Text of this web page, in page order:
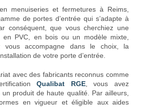
menuiseries et fermetures à Reims,
de portes d’entrée qui s’adapte à
conséquent, que vous cherchiez une
en PVC, en bois ou un modèle mixte,
vous accompagne dans le choix, la
de votre porte d’entrée.
avec des fabricants reconnus comme
Qualibat RGE, vous avez
un produit de haute qualité. Par ailleurs,
en vigueur et éligible aux aides